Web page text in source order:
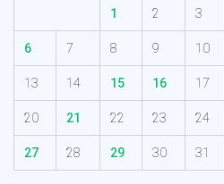
1 2 3
6 7 8 9 10
13 14 15 16 17
20 21 22 23 24
27 28 29 30 31